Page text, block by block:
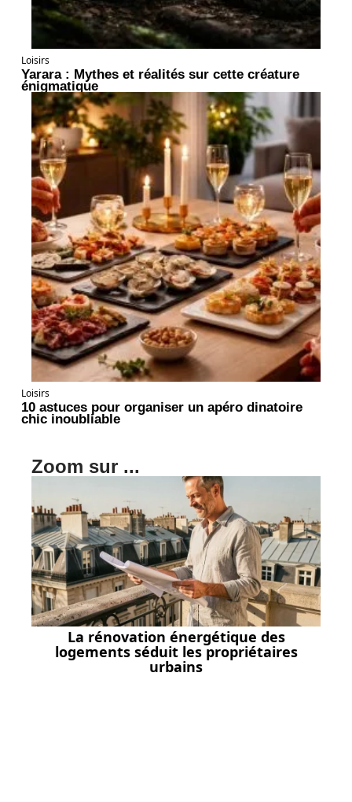
Loisirs
Yarara : Mythes et réalités sur cette créature
énigmatique
Loisirs
10 astuces pour organiser un apéro dinatoire
chic inoubliable
Zoom sur ...
La rénovation énergétique des
logements séduit les propriétaires
urbains